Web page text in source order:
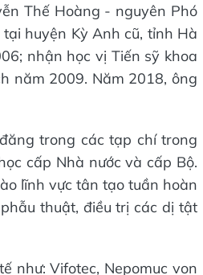
Thế Hoàng - nguyên Phó
huyện Kỳ Anh cũ, tỉnh Hà
nhận học vị Tiến sỹ khoa
năm 2009. Năm 2018, ông
trong các tạp chí trong
cấp Nhà nước và cấp Bộ.
lĩnh vực tân tạo tuần hoàn
thuật, điều trị các dị tật
như: Vifotec, Nepomuc von